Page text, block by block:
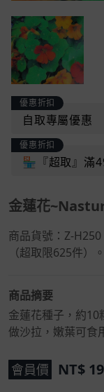
優惠折扣
自取專屬優惠
優惠折扣
🏪『超取』滿
金蓮花
商品貨號：Z-H250
（超取限625件）。
商品摘要
金蓮花種子，約10
做沙拉，嫩葉可食
會員價 NT$ 19